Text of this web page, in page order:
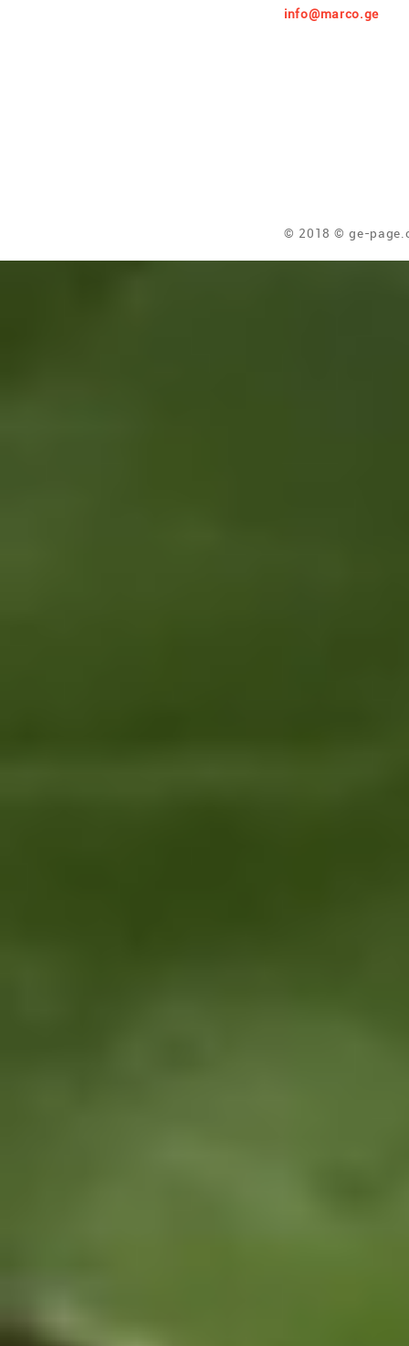
info@marco.ge
© 2018 © ge-